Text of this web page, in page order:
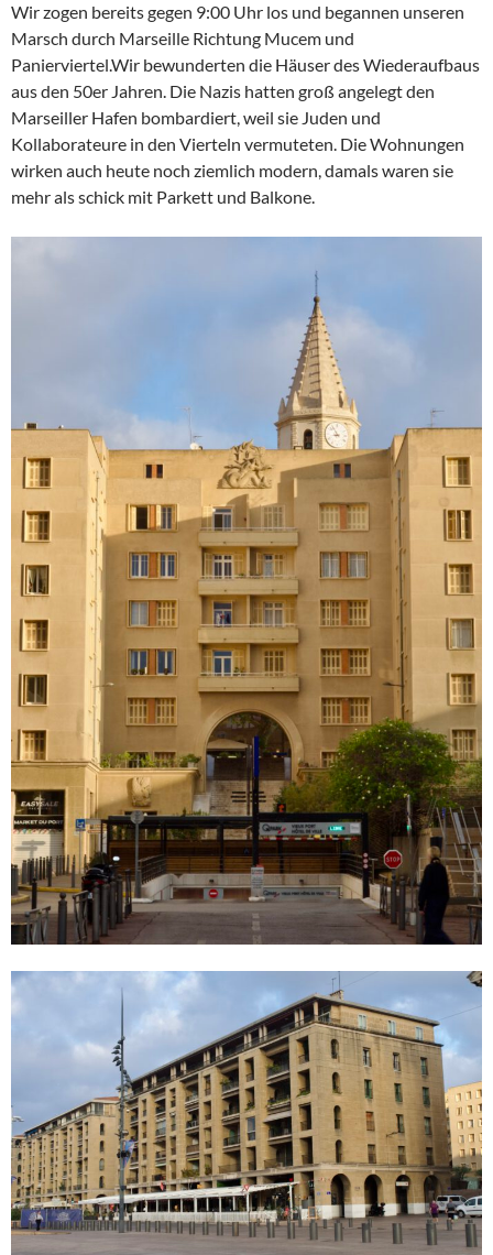
Wir zogen bereits gegen 9:00 Uhr los und begannen unseren
Marsch durch Marseille Richtung Mucem und
Panierviertel.Wir bewunderten die Häuser des Wiederaufbaus
aus den 50er Jahren. Die Nazis hatten groß angelegt den
Marseiller Hafen bombardiert, weil sie Juden und
Kollaborateure in den Vierteln vermuteten. Die Wohnungen
wirken auch heute noch ziemlich modern, damals waren sie
mehr als schick mit Parkett und Balkone.